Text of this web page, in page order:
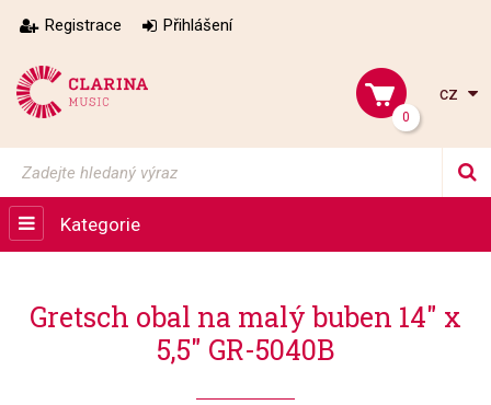
Registrace Přihlášení
0
cz
Kategorie
Gretsch obal na malý buben 14" x
5,5" GR-5040B